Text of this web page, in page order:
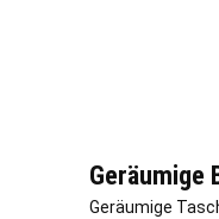
Geräumige
Geräumige